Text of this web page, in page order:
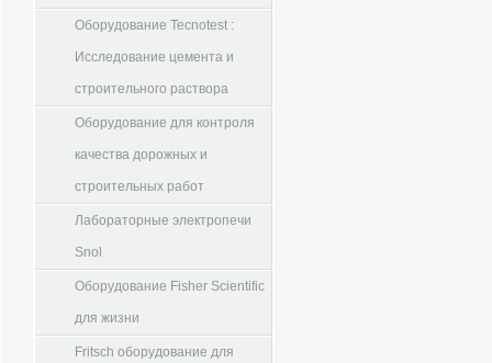
Оборудование Tecnotest :
Исследование цемента и
строительного раствора
Оборудование для контроля
качества дорожных и
строительных работ
Лабораторные электропечи
Snol
Оборудование Fisher Scientific
для жизни
Fritsch оборудование для